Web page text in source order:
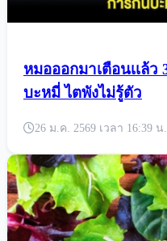
หมอออกมาเตือนเเล้ว 3 พฤติกรรมผิดๆ การกิน
บะหมี่ ไตพังไม่รู้ตัว
26 ม.ค. 2569 เวลา 16:39 น.